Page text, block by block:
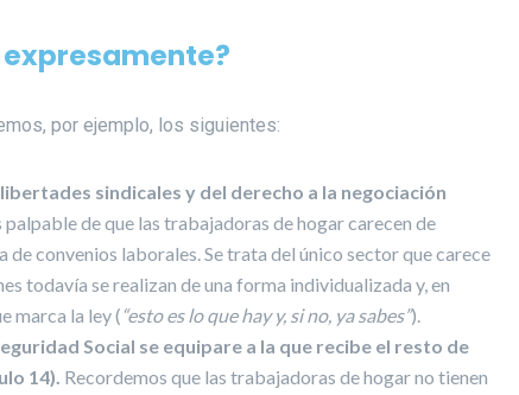
expresamente?
por ejemplo, los siguientes:
sindicales y del derecho a la negociación
palpable de que las trabajadoras de hogar carecen de
convenios laborales. Se trata del único sector que carece
todavía se realizan de una forma individualizada y, en
marca la ley ( “esto es lo que hay y, si no, ya sabes”).
Social se equipare a la que recibe el resto de
14). Recordemos que las trabajadoras de hogar no tienen